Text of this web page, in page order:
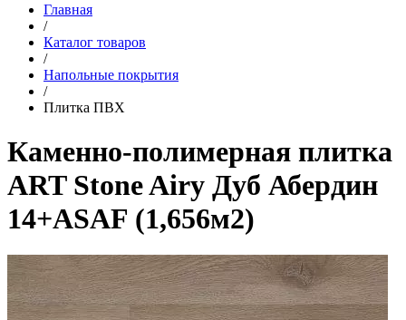
Главная
/
Каталог товаров
/
Напольные покрытия
/
Плитка ПВХ
Каменно-полимерная плитка
ART Stone Airy Дуб Абердин
14+ASAF (1,656м2)